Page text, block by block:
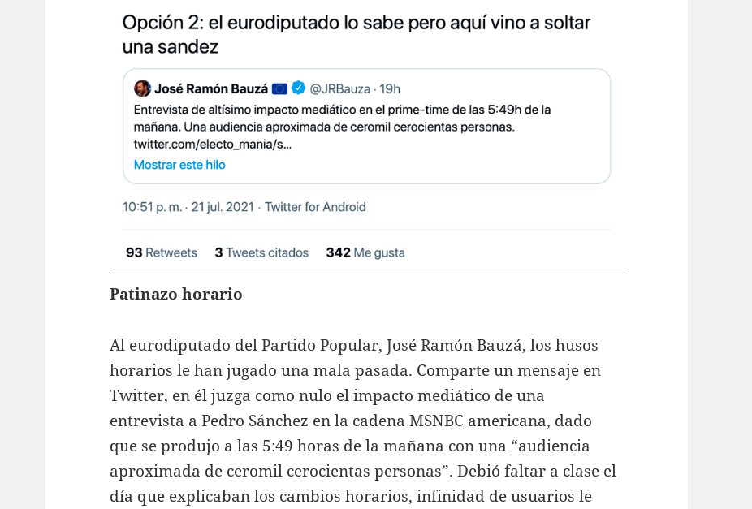
Patinazo horario
Al eurodiputado del Partido Popular, José Ramón Bauzá, los husos
horarios le han jugado una mala pasada. Comparte un mensaje en
Twitter, en él juzga como nulo el impacto mediático de una
entrevista a Pedro Sánchez en la cadena MSNBC americana, dado
que se produjo a las 5:49 horas de la mañana con una “audiencia
aproximada de ceromil cerocientas personas”. Debió faltar a clase el
día que explicaban los cambios horarios, infinidad de usuarios le